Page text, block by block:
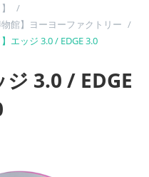
/
物館】ヨーヨーファクトリー /
】エッジ 3.0 / EDGE 3.0
ジ 3.0 / EDGE